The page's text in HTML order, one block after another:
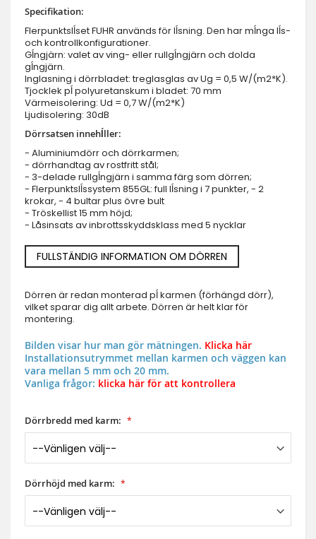
Specifikation:
Flerpunktslĺset FUHR används för lĺsning. Den har mĺnga lĺs-
och kontrollkonfigurationer.
Gĺngjärn: valet av ving- eller rullgĺngjärn och dolda
gĺngjärn.
Inglasning i dörrbladet: treglasglas av Ug = 0,5 W/(m2*K).
Tjocklek pĺ polyuretanskum i bladet: 70 mm
Värmeisolering: Ud = 0,7 W/(m2*K)
Ljudisolering: 30dB
Dörrsatsen innehĺller:
- Aluminiumdörr och dörrkarmen;
- dörrhandtag av rostfritt stål;
- 3-delade rullgĺngjärn i samma färg som dörren;
- Flerpunktslĺssystem 855GL: full lĺsning i 7 punkter, - 2
krokar, - 4 bultar plus övre bult
- Tröskellist 15 mm höjd;
- Låsinsats av inbrottsskyddsklass med 5 nycklar
FULLSTÄNDIG INFORMATION OM DÖRREN
Dörren är redan monterad pĺ karmen (förhängd dörr),
vilket sparar dig allt arbete. Dörren är helt klar för
montering.
Bilden visar hur man gör mätningen. Klicka här
Installationsutrymmet mellan karmen och väggen kan
vara mellan 5 mm och 20 mm.
Vanliga frågor: klicka här för att kontrollera
Dörrbredd med karm:
Dörrhöjd med karm: